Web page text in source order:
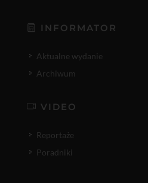
INFORMATOR
Aktualne wydanie
Archiwum
VIDEO
Reportaże
Poradniki